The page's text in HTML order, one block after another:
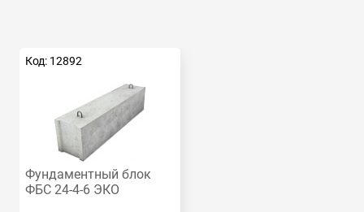
Код: 12892
Фундаментный блок
ФБС 24-4-6 ЭКО